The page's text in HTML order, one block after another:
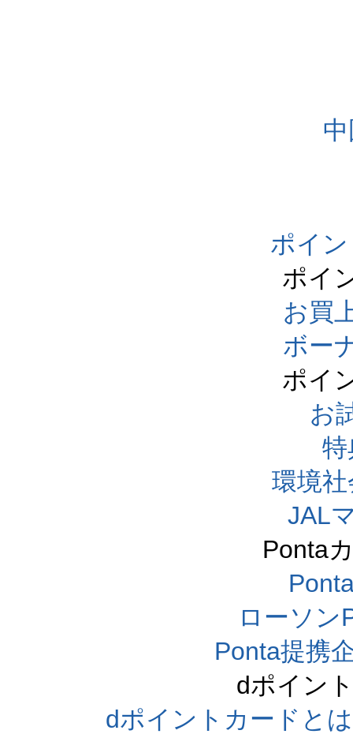
ポイ
ポイ
お買
ボー
ポイ
お
環境
JAL
Ponta
ローソン
Ponta提携
dポイン
dポイントカードと